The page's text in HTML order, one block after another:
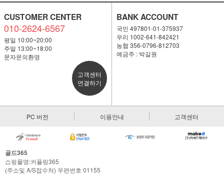
CUSTOMER CENTER
010-2624-6567
평일 10:00~20:00
주말 13:00~18:00
문자문의환영
고객센터
연결하기
BANK ACCOUNT
국민 497801-01-375937
우리 1002-641-842421
농협 356-0796-812703
예금주 : 박길원
PC 버전 이용안내 고객센터
골드365
쇼핑몰명:커플링365
(주소및 A/S접수처) 우편번호 01155